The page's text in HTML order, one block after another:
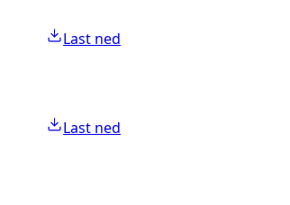
Last ned
Last ned